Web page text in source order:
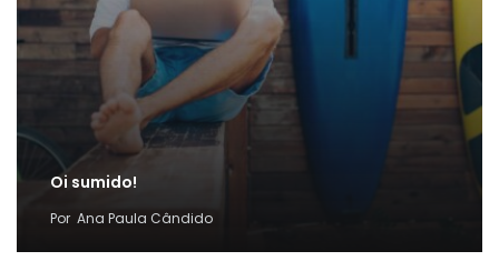
Oi sumido!
Por Ana Paula Cândido